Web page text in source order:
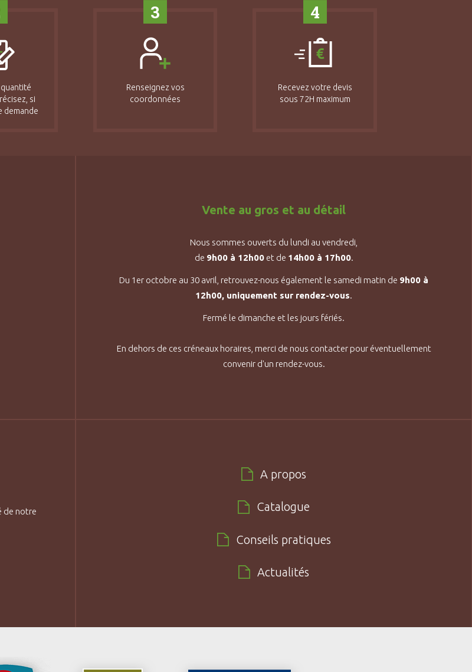
si
demande
3
Renseignez vos
coordonnées
4
Recevez votre devis
sous 72H maximum
Vente au gros et au détail
Nous sommes ouverts du lundi au vendredi,
de 9h00 à 12h00et de 14h00 à 17h00.
Du 1er octobre au 30 avril, retrouvez-nous également le samedi matin de 9h00 à
12h00, uniquement sur rendez-vous.
Fermé le dimanche et les jours fériés.
En dehors de ces créneaux horaires, merci de nous contacter pour éventuellement
convenir d'un rendez-vous.
de notre
A propos
Catalogue
Conseils pratiques
Actualités